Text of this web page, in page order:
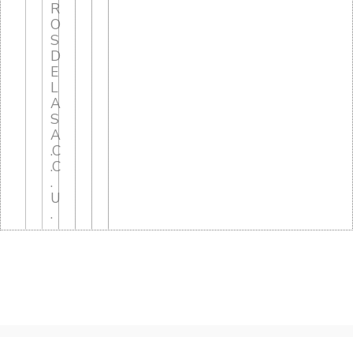
R
O
S
D
E
L
A
S
A
.C
.C
.
U
.